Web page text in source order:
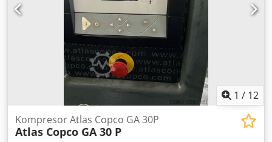
1 / 12
Kompresor Atlas Copco GA 30P
Atlas Copco GA 30 P